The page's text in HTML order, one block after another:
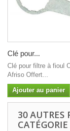
Clé pour...
Clé pour filtre à fioul
Afriso Offert...
Ajouter au panier
30 AUTRES
CATÉGORIE